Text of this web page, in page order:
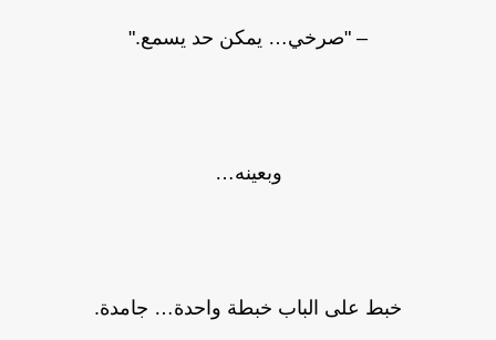
– "صرخي… يمكن حد يسمع."
وبعينه…
خبط على الباب خبطة واحدة… جامدة.